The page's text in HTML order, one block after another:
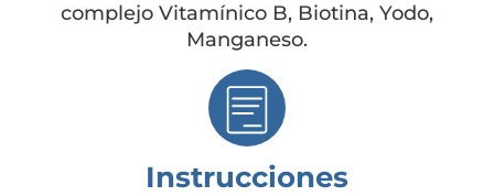
complejo Vitamínico B, Biotina, Yodo,
Manganeso.
Instrucciones